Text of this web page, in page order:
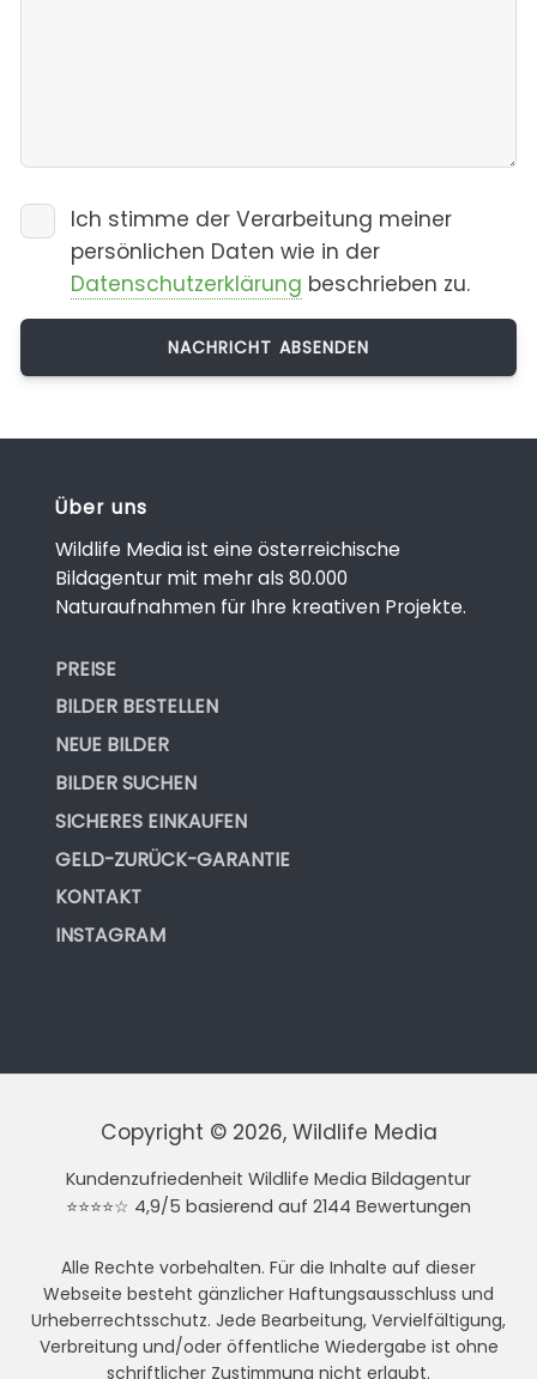
Ich stimme der Verarbeitung meiner
persönlichen Daten wie in der
Datenschutzerklärung beschrieben zu.
Über uns
Wildlife Media ist eine österreichische
Bildagentur mit mehr als 80.000
Naturaufnahmen für Ihre kreativen Projekte.
PREISE
BILDER BESTELLEN
NEUE BILDER
BILDER SUCHEN
SICHERES EINKAUFEN
GELD-ZURÜCK-GARANTIE
KONTAKT
INSTAGRAM
Copyright © 2026, Wildlife Media
Kundenzufriedenheit Wildlife Media Bildagentur
⭐⭐⭐⭐☆ 4,9/5 basierend auf 2144 Bewertungen
Alle Rechte vorbehalten. Für die Inhalte auf dieser
Webseite besteht gänzlicher Haftungsausschluss und
Urheberrechtsschutz. Jede Bearbeitung, Vervielfältigung,
Verbreitung und/oder öffentliche Wiedergabe ist ohne
schriftlicher Zustimmung nicht erlaubt.